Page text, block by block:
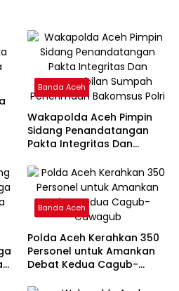
Banda Aceh
Wakapolda Aceh Pimpin
Sidang Penandatangan
Pakta Integritas Dan
Penerimaan Bakomsus
Polri
Banda Aceh
Polda Aceh Kerahkan 350
Personel untuk Amankan
Debat Kedua Cagub-